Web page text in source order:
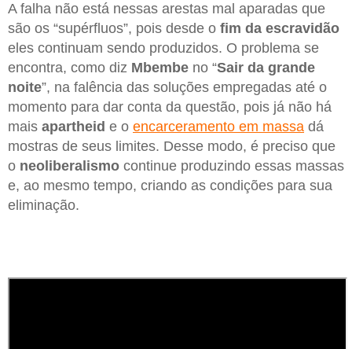
A falha não está nessas arestas mal aparadas que
são os “supérfluos”, pois desde o fim da escravidão
eles continuam sendo produzidos. O problema se
encontra, como diz Mbembe no “Sair da grande
noite”, na falência das soluções empregadas até o
momento para dar conta da questão, pois já não há
mais apartheid e o encarceramento em massa dá
mostras de seus limites. Desse modo, é preciso que
o neoliberalismo continue produzindo essas massas
e, ao mesmo tempo, criando as condições para sua
eliminação.